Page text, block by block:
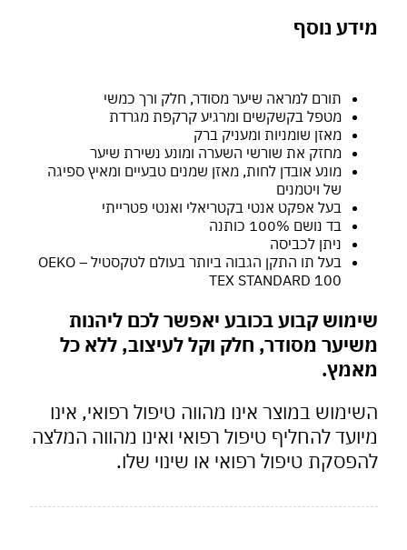
נוסף
תורם למראה שיער מסודר, חלק ורך כמשי
מטפל בקשקשים ומרגיע קרקפת מגרדת
מאזן שומניות ומעניק ברק
מחזק את שורשי השערה ומונע נשירת שיער
מונע אובדן לחות, מאזן שמנים טבעיים ומאיץ ספיגה
של ויטמנים
בעל אפקט אנטי בקטריאלי ואנטי פטרייתי
בד נושם 100% כותנה
ניתן לכביסה
בעל תו התקן הגבוה ביותר בעולם לטקסטיל – OEKO
TEX STANDARD 100
קבוע בכובע יאפשר לכם ליהנות
מסודר, חלק וקל לעיצוב, ללא כל
במוצר אינו מהווה טיפול רפואי, אינו
להחליף טיפול רפואי ואינו מהווה המלצה
טיפול רפואי או שינוי שלו.